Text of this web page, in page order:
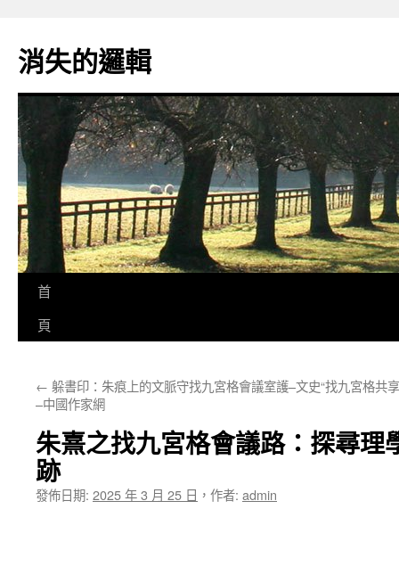
主
要
消失的邏輯
首
頁
← 躲書印：朱痕上的文脈守找九宮格會議室護–文史
–中國作家網
“找九宮格共
朱熹之找九宮格會議路：探尋理
跡
發佈日期: 2025 年 3 月 25 日 ， 作者: admin